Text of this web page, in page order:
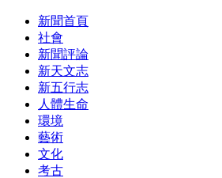
新聞首頁
社會
新聞評論
新天文志
新五行志
人體生命
環境
藝術
文化
考古